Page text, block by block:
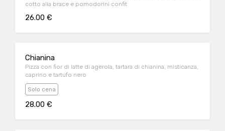
cotto alla brace e pomodorini confit
26.00 €
Chianina
Pizza con fior di latte di agerola, tartara di chianina, misticanza,
caprino e tartufo nero
Solo cena
28.00 €